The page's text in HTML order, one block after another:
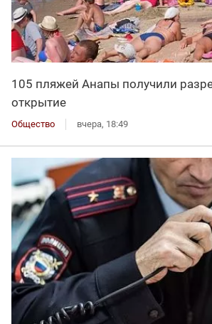
105 пляжей Анапы получили
открытие
Общество вчера, 18:49